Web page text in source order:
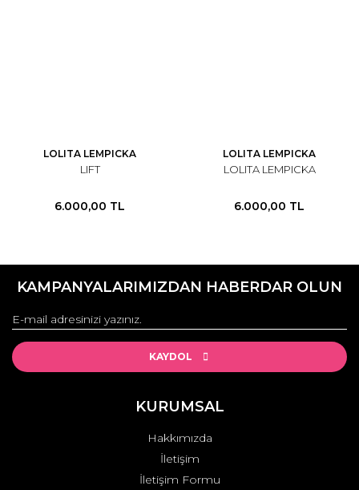
LOLITA LEMPICKA
LIFT
6.000,00 TL
LOLITA LEMPICKA
LOLITA LEMPICKA
6.000,00 TL
KAMPANYALARIMIZDAN HABERDAR OLUN
KAYDOL
KURUMSAL
Hakkımızda
İletişim
İletişim Formu